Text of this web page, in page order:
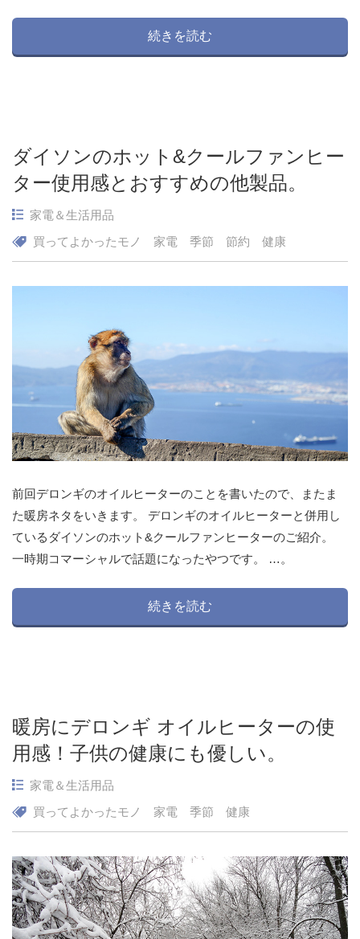
続きを読む
ダイソンのホット&クールファンヒー
ター使用感とおすすめの他製品。
家電＆生活用品
買ってよかったモノ
家電 季節 節約 健康
前回デロンギのオイルヒーターのことを書いたので、またま
た暖房ネタをいきます。 デロンギのオイルヒーターと併用し
ているダイソンのホット&クールファンヒーターのご紹介。
一時期コマーシャルで話題になったやつです。 …。
続きを読む
暖房にデロンギ オイルヒーターの使
用感！子供の健康にも優しい。
家電＆生活用品
買ってよかったモノ
家電 季節 健康